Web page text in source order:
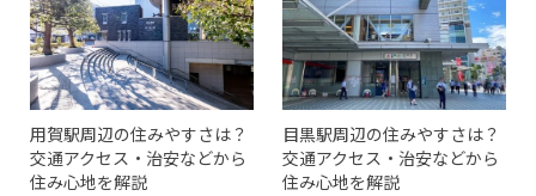
用賀駅周辺の住みやすさは？
交通アクセス・治安などから
住み心地を解説
目黒駅周辺の住みやすさは？
交通アクセス・治安などから
住み心地を解説